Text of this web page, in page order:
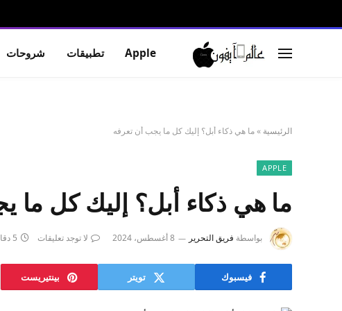
Apple تطبيقات شروحات
الرئيسية »ما هي ذكاء أبل؟ إليك كل ما يجب أن تعرفه
APPLE
ما هي ذكاء أبل؟ إليك كل ما
بواسطة فريق التحرير 8 أغسطس، 2024 لا توجد تعليقات 5 دقائق
فيسبوك تويتر بينتيريست